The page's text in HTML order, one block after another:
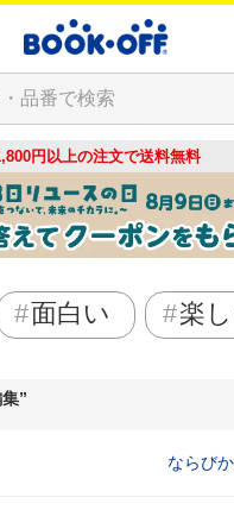
円以上の注文で送料無料
面白い 楽
ならびか